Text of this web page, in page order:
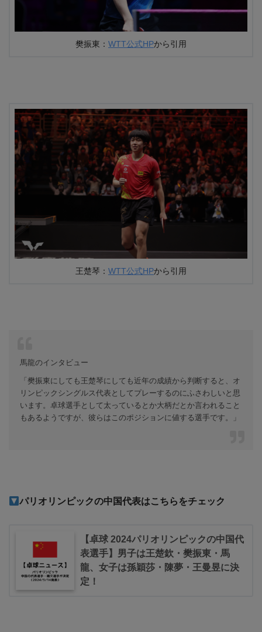
樊振東： WTT公式HPから引用
王楚琴： WTT公式HPから引用
馬龍のインタビュー
「樊振東にしても王楚琴にしても近年の成績から判断すると、オ
リンピックシングルス代表としてプレーするのにふさわしいと思
います。卓球選手として太っているとか大柄だとか言われること
もあるようですが、彼らはこのポジションに値する選手です。」
パリオリンピックの中国代表はこちらをチェック
【卓球 2024パリオリンピックの中国代
表選手】男子は王楚欽・樊振東・馬
龍、女子は孫穎莎・陳夢・王曼昱に決
定！